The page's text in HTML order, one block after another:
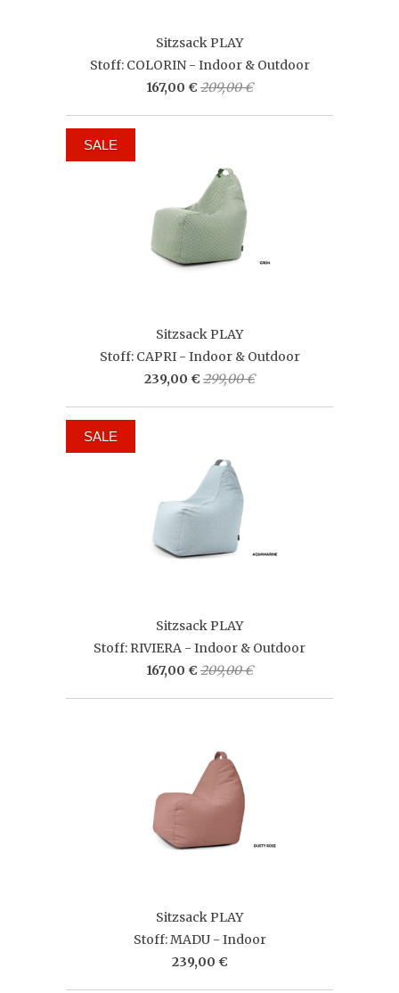
Sitzsack PLAY
Stoff: COLORIN - Indoor & Outdoor
167,00 € 209,00 €
Sitzsack PLAY
Stoff: CAPRI - Indoor & Outdoor
239,00 € 299,00 €
SALE
Sitzsack PLAY
Stoff: RIVIERA - Indoor & Outdoor
167,00 € 209,00 €
SALE
Sitzsack PLAY
Stoff: MADU - Indoor
239,00 €